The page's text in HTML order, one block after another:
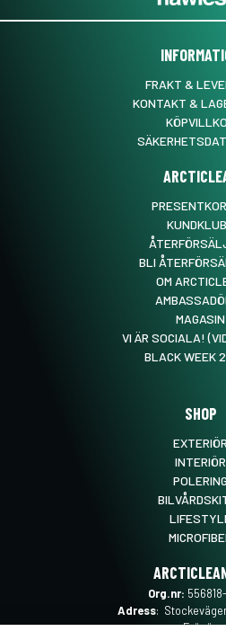
FRAKT &
KONTAKT &
BLI
OM
MAGASIN
VI ÄR SOCIALA!
BLACK WEEK
SHOP
EXTERIÖR
INTERIÖR
POLERING
Org.nr:
Adress:
Frösön